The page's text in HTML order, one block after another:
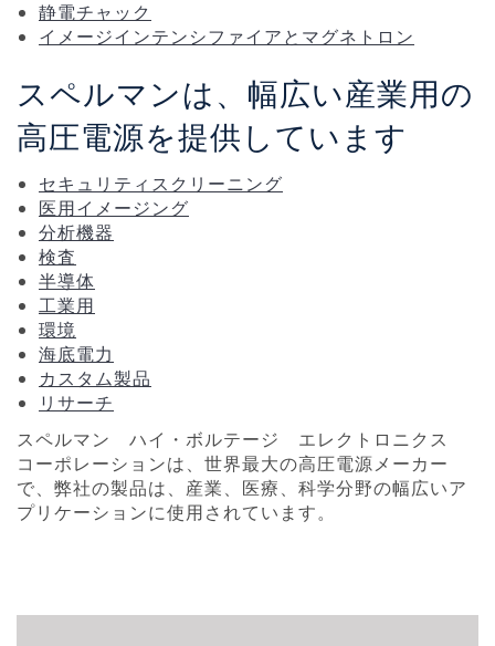
静電チャック
イメージインテンシファイアとマグネトロン
スペルマンは、幅広い産業用の
高圧電源を提供しています
セキュリティスクリーニング
医用イメージング
分析機器
検査
半導体
工業用
環境
海底電力
カスタム製品
リサーチ
スペルマン ハイ・ボルテージ エレクトロニクス
コーポレーションは、世界最大の高圧電源メーカー
で、弊社の製品は、産業、医療、科学分野の幅広いア
プリケーションに使用されています。